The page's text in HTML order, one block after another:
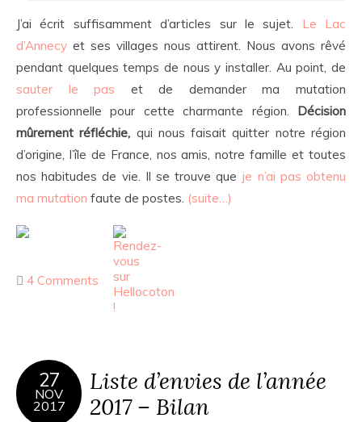
J’ai écrit suffisamment d’articles sur le sujet. Le Lac
d’Annecy et ses villages nous attirent. Nous avons rêvé
pendant quelques temps de nous y installer. Au point, de
sauter le pas et de demander ma mutation
professionnelle pour cette charmante région.
Décision
mûrement réfléchie, qui nous faisait quitter notre région
d’origine, l’île de France, nos amis, notre famille et toutes
nos habitudes de vie. Il se trouve que je n’ai pas obtenu
ma mutation faute de postes. (suite…)
4 Comments
27
NOV
2017
Liste d’envies de l’année
2017 – Bilan